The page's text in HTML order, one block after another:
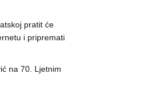
pratit će
i pripremati
na 70. Ljetnim